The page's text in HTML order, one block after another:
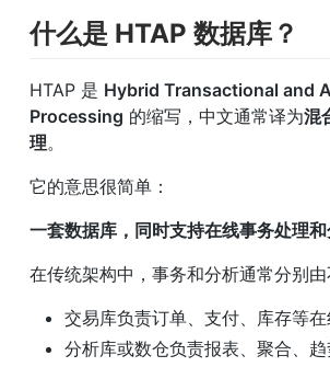
什么是 HTAP 数据库？
HTAP 是 Hybrid Transactional and
Processing 的缩写，中文通常译为混
理。
它的意思很简单：
一套数据库，同时支持在线事务处理和
在传统架构中，事务和分析通常分别由
交易库负责订单、支付、库存等
分析库或数仓负责报表、聚合、